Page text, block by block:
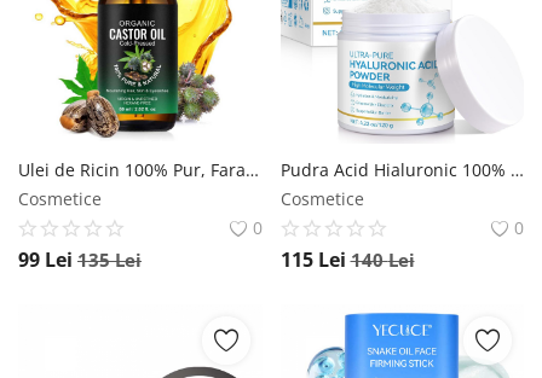
Înregistrare
Ulei de Ricin 100% Pur, Fara Hexan, stimuleaza Cresterea Parului Genelor, 60 ml NOVA KISS
Cosmetice
0
99 Lei 135Lei
Pudra Acid Hialuronic 100% Pura pentru ten, Greutate Moleculara Mare, 120 g NOVA KISS
Cosmetice
0
115 Lei 140Lei